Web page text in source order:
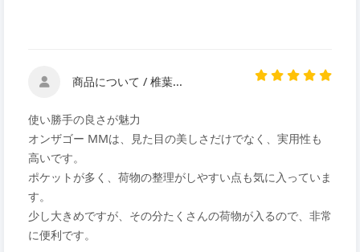
商品について / 椎葉...
使い勝手の良さが魅力
オンザゴー MMは、見た目の美しさだけでなく、実用性も
高いです。
ポケットが多く、荷物の整理がしやすい点も気に入っていま
す。
少し大きめですが、その分たくさんの荷物が入るので、非常
に便利です。